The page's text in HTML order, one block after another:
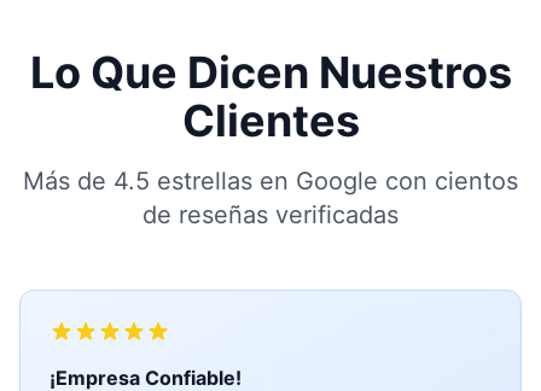
Lo Que Dicen Nuestros
Clientes
Más de 4.5 estrellas en Google con cientos
de reseñas verificadas
¡Empresa Confiable!